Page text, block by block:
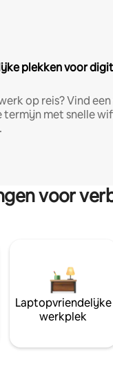
plekken voor
op reis? Vind
termijn met snelle
voor
Laptopvriendelijke
werkplek